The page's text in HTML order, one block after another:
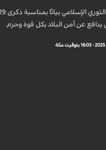
يدافع عن أمن البلاد بكل قوة وحزم.